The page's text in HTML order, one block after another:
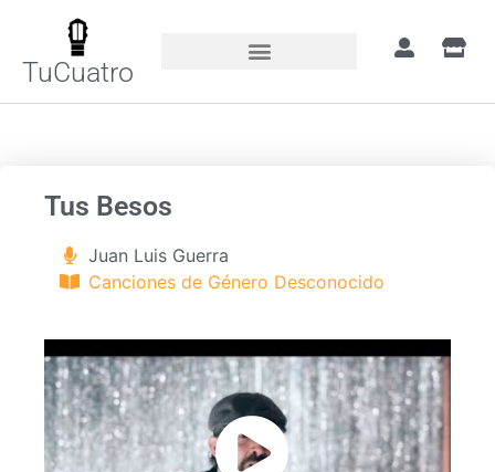
TuCuatro
Tus Besos
Juan Luis Guerra
Canciones de Género Desconocido